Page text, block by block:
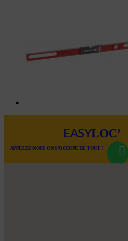
EASYLOC’
APPELEZ-NOUS ON S’OCCUPE DE TOUT !